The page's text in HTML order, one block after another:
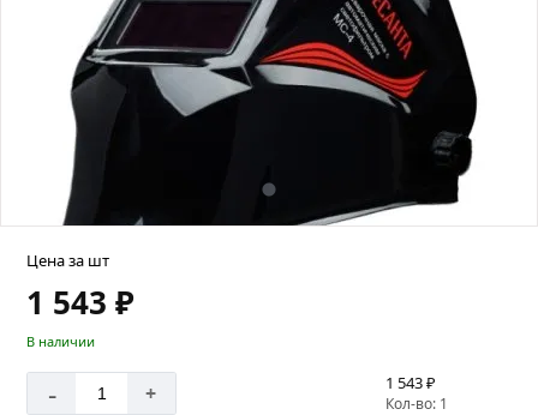
Цена за шт
1 543 ₽
В наличии
- + 1 543 ₽
Кол-во: 1